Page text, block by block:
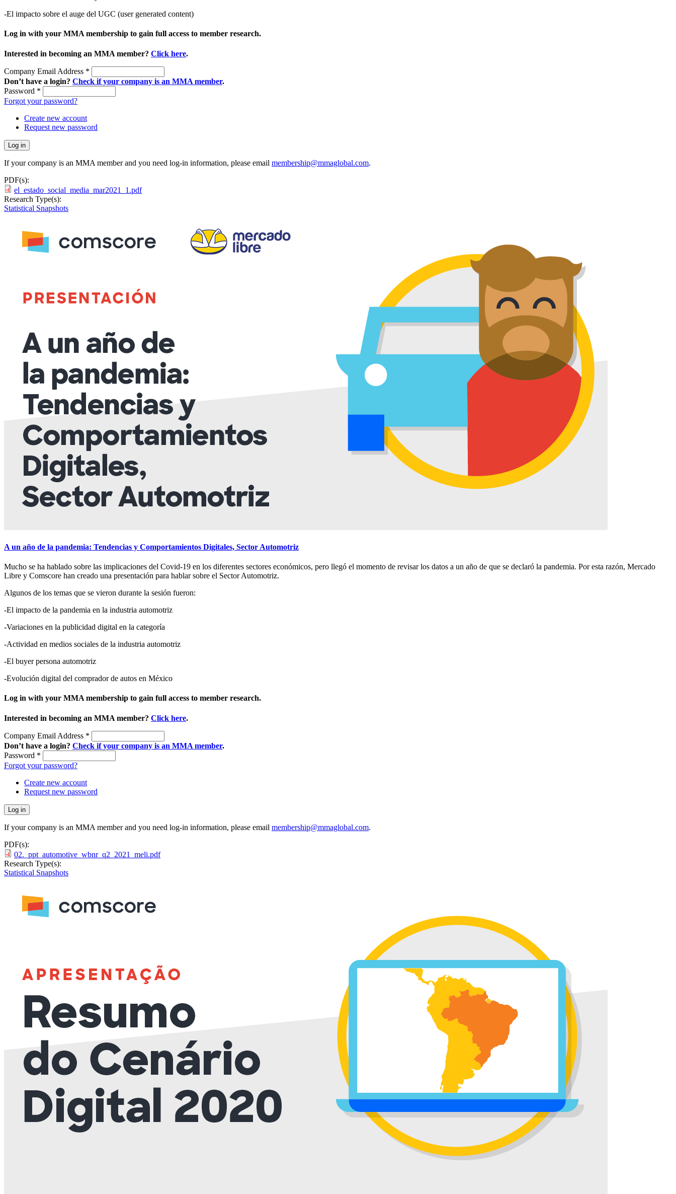
-El impacto sobre el auge del UGC (user generated content)
Log in with your MMA membership to gain full access to member research.
Interested in becoming an MMA member? Click here.
Company Email Address *
Don’t have a login? Check if your company is an MMA member.
Password *
Forgot your password?
Create new account
Request new password
If your company is an MMA member and you need log-in information, please email membership@mmaglobal.com.
PDF(s):
el_estado_social_media_mar2021_1.pdf
Research Type(s):
Statistical Snapshots
A un año de la pandemia: Tendencias y Comportamientos Digitales, Sector Automotriz
Mucho se ha hablado sobre las implicaciones del Covid-19 en los diferentes sectores económicos, pero llegó el momento de revisar los datos a un año de que se declaró la pandemia. Por esta razón, Mercado
Libre y Comscore han creado una presentación para hablar sobre el Sector Automotriz.
Algunos de los temas que se vieron durante la sesión fueron:
-El impacto de la pandemia en la industria automotriz
-Variaciones en la publicidad digital en la categoría
-Actividad en medios sociales de la industria automotriz
-El buyer persona automotriz
-Evolución digital del comprador de autos en México
Log in with your MMA membership to gain full access to member research.
Interested in becoming an MMA member? Click here.
Company Email Address *
Don’t have a login? Check if your company is an MMA member.
Password *
Forgot your password?
Create new account
Request new password
If your company is an MMA member and you need log-in information, please email membership@mmaglobal.com.
PDF(s):
02._ppt_automotive_wbnr_q2_2021_meli.pdf
Research Type(s):
Statistical Snapshots